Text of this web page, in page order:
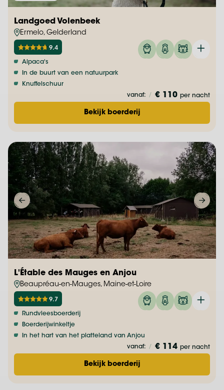
Landgoed Volenbeek
Ermelo, Gelderland
9.4
Alpaca's
In de buurt van een natuurpark
Knuffelschuur
vanaf: / € 110 per nacht
Bekijk boerderij
L'Étable des Mauges en Anjou
Beaupréau-en-Mauges, Maine-et-Loire
9.7
Rundvleesboerderij
Boerderijwinkeltje
In het hart van het platteland van Anjou
vanaf: / € 114 per nacht
Bekijk boerderij